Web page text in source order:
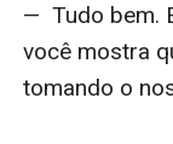
—  Tudo bem.
você mostra
tomando o